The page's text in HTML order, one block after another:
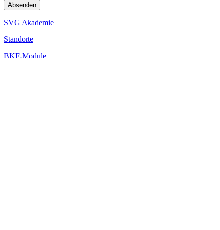
SVG Akademie
Standorte
BKF-Module